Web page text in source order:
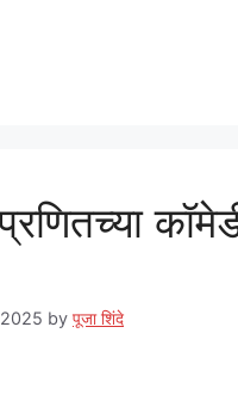
by पूजा शिंदे